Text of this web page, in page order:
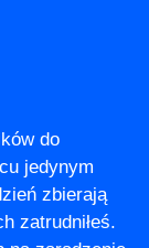
do
jedynym
zbierają
zatrudniłeś.